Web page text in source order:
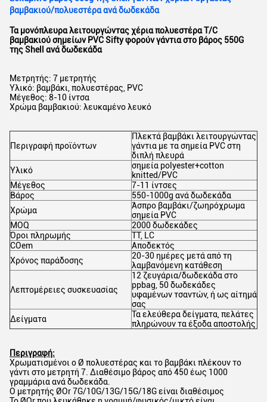
βαμβακιού/πολυεστέρα ανά δωδεκάδα
Τα μονόπλευρα λειτουργώντας χέρια πολυεστέρα T/C
βαμβακιού σημείων PVC Sifty φορούν γάντια στο βάρος 550G
της Shell ανά δωδεκάδα
Μετρητής: 7 μετρητής
Υλικό: βαμβάκι, πολυεστέρας, PVC
Μέγεθος: 8-10 ίντσα
Χρώμα βαμβακιού: λευκαμένο λευκό
Περιγραφή προϊόντων
Πλεκτά βαμβάκι λειτουργώντας
γάντια με τα σημεία PVC στη
διπλή πλευρά
Υλικό
σημεία polyester+cotton
knitted/PVC
Μέγεθος
7-11 ίντσες
Βάρος
550-1000g ανά δωδεκάδα
Χρώμα
Άσπρο βαμβάκι/ζωηρόχρωμα
σημεία PVC
MOQ
2000 δωδεκάδες
Όροι πληρωμής
TT, LC
COem
Αποδεκτός
Χρόνος παράδοσης
20-30 ημέρες μετά από τη
λαμβανόμενη κατάθεση
Λεπτομέρειες συσκευασίας
12 ζευγάρια/δωδεκάδα στο
ppbag, 50 δωδεκάδες
υφαμένων τσαντών, ή ως αίτημά
σας
Δείγματα
Τα ελεύθερα δείγματα, πελάτες
πληρώνουν τα έξοδα αποστολής
Περιγραφή:
Χρωματισμένοι ο Ø πολυεστέρας και το βαμβάκι πλέκουν το
γάντι στο μετρητή 7. Διαθέσιμο βάρος από 450 έως 1000
γραμμάρια ανά δωδεκάδα.
Ο μετρητής ØOr 7G/10G/13G/15G/18G είναι διαθέσιμος